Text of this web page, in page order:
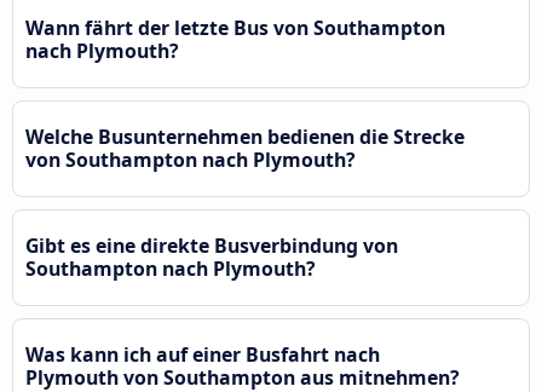
Wann fährt der letzte Bus von Southampton
nach Plymouth?
Welche Busunternehmen bedienen die Strecke
von Southampton nach Plymouth?
Gibt es eine direkte Busverbindung von
Southampton nach Plymouth?
Was kann ich auf einer Busfahrt nach
Plymouth von Southampton aus mitnehmen?